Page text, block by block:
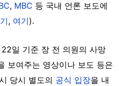
, MBC 등 국내 언론 보도에
, 여기).
일 기준 장 전 의원의 사망
보여주는 영상이나 보도 등은
당시 별도의 공식 입장을 내